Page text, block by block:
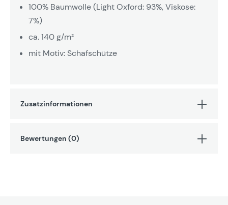
100% Baumwolle (Light Oxford: 93%, Viskose:
7%)
ca. 140 g/m²
mit Motiv: Schafschütze
Zusatzinformationen
Bewertungen (0)